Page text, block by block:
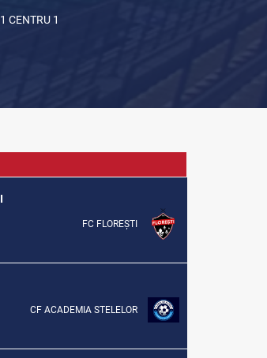
CENTRU 1
FC FLOREȘTI
CF ACADEMIA STELELOR